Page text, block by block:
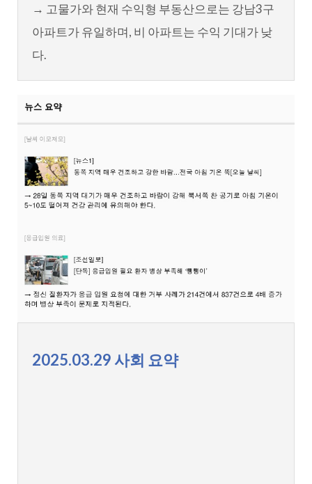
→ 고물가와 현재 수익형 부동산으로는 강남3구
아파트가 유일하며, 비 아파트는 수익 기대가 낮
다.
2025.03.29 사회 요약